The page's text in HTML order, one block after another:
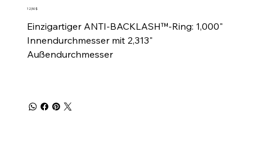
Preis
12,50 $
Einzigartiger ANTI-BACKLASH™-Ring: 1,000"
Innendurchmesser mit 2,313"
Außendurchmesser